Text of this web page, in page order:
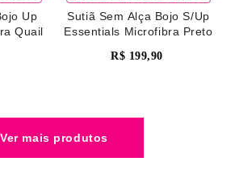
Up
Quail
Sutiã Sem Alça Bojo S/Up
Essentials Microfibra Preto
R$ 199,90